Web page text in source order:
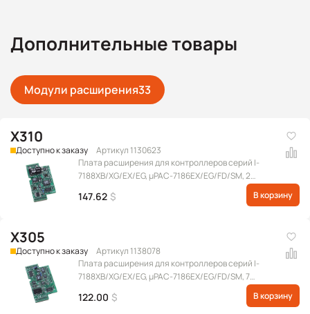
Дополнительные товары
Модули расширения33
X310
Доступно к заказу
Артикул 1130623
Плата расширения для контроллеров серий I-
7188XB/XG/EX/EG, μPAC-7186EX/EG/FD/SM, 2
дифференциальных канала АЦП и 2 канала ЦАП, 3
DI, 3 DO
147.62 $ В корзину
X305
Доступно к заказу
Артикул 1138078
Плата расширения для контроллеров серий I-
7188XB/XG/EX/EG, μPAC-7186EX/EG/FD/SM, 7
122.00 $ В корзину